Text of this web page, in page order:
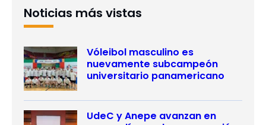
Noticias más vistas
Vóleibol masculino es
nuevamente subcampeón
universitario panamericano
UdeC y Anepe avanzan en